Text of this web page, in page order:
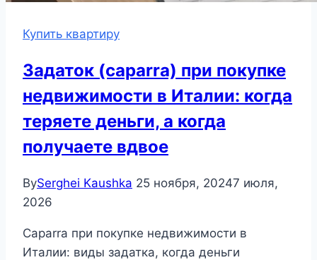
Купить квартиру
Задаток (caparra) при покупке
недвижимости в Италии: когда
теряете деньги, а когда
получаете вдвое
BySerghei Kaushka 25 ноября, 20247 июля,
2026
Caparra при покупке недвижимости в
Италии: виды задатка, когда деньги